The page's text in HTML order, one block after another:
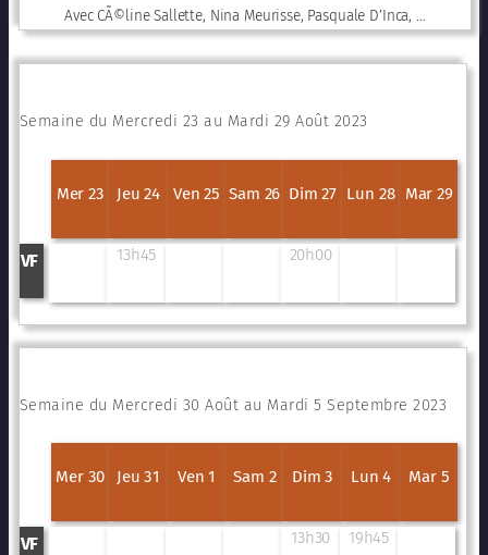
Avec CÃ©line Sallette, Nina Meurisse, Pasquale D’Inca, …
Semaine du Mercredi 23 au Mardi 29 Août 2023
Mer 23 Jeu 24 Ven 25 Sam 26 Dim 27 Lun 28 Mar 29
VF 13h45 20h00
Semaine du Mercredi 30 Août au Mardi 5 Septembre 2023
Mer 30 Jeu 31 Ven 1 Sam 2 Dim 3 Lun 4 Mar 5
VF 13h30 19h45